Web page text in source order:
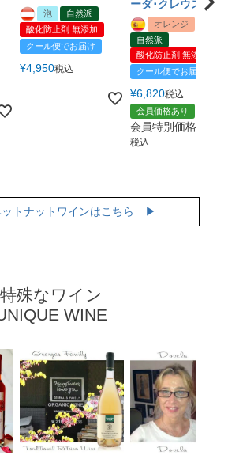
泡
自然派
酸化防止剤 無添加
クール便でお届け
¥4,950税込
ーダ･クレウス
オレンジ
自然派
酸化防止剤 無添加
クール便でお届け
¥6,820税込
会員価格あり
会員特別価格
税込
ットナットワインはこちら ▶
特殊なワイン
WINE